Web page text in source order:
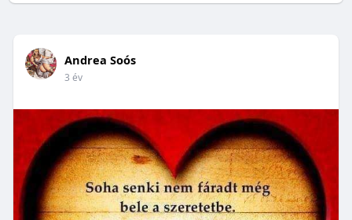
Andrea Soós
3 év